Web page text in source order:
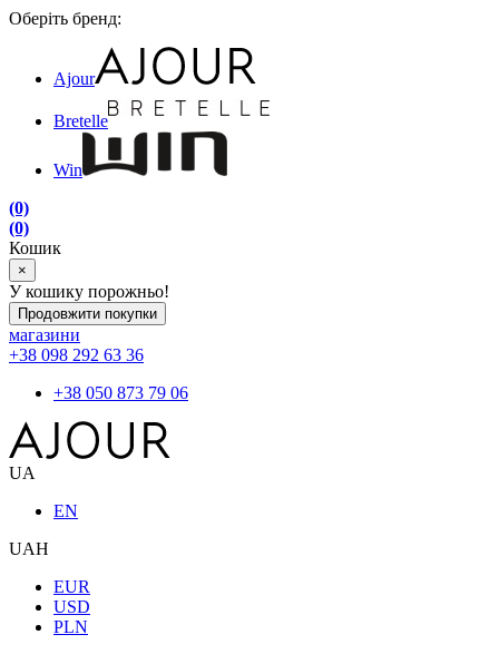
Оберіть бренд:
Ajour
Bretelle
Win
(0)
(0)
Кошик
×
У кошику порожньо!
Продовжити покупки
магазини
+38 098 292 63 36
+38 050 873 79 06
UA
EN
UAH
EUR
USD
PLN